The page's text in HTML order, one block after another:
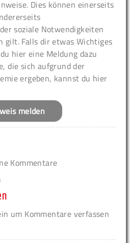
Dies können einerseits
soziale Notwendigkeiten
gilt. Falls dir etwas Wichtiges
hier eine Meldung dazu
die sich aufgrund der
ergeben, kannst du hier
melden
Kommentare
um Kommentare verfassen